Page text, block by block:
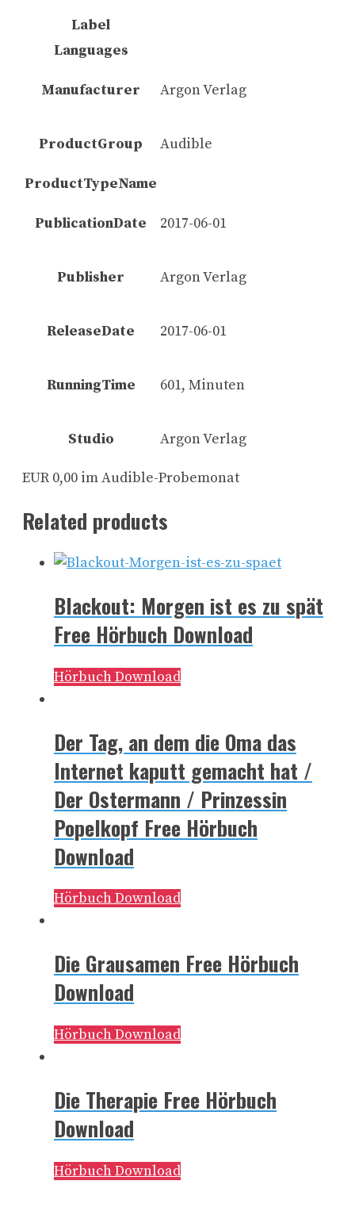
Label
Languages
Manufacturer Argon Verlag
ProductGroup Audible
ProductTypeName
PublicationDate 2017-06-01
Publisher Argon Verlag
ReleaseDate 2017-06-01
RunningTime 601, Minuten
Studio Argon Verlag
EUR 0,00 im Audible-Probemonat
Related products
Blackout: Morgen ist es zu spät
Free Hörbuch Download
Hörbuch Download
Der Tag, an dem die Oma das
Internet kaputt gemacht hat /
Der Ostermann / Prinzessin
Popelkopf Free Hörbuch
Download
Hörbuch Download
Die Grausamen Free Hörbuch
Download
Hörbuch Download
Die Therapie Free Hörbuch
Download
Hörbuch Download